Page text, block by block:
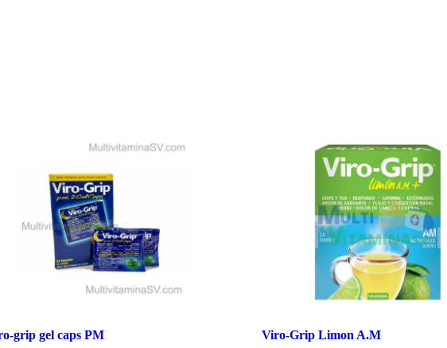
grip gel caps PM Viro-Grip Limon A.M